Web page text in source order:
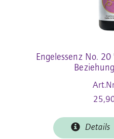
Engelessenz No.
Details